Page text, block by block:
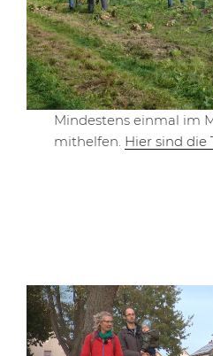
Mindestens einmal im
mithelfen. Hier sind die